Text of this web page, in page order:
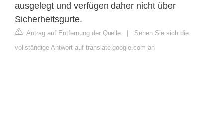
ausgelegt und verfügen daher nicht über
Sicherheitsgurte.
Antrag auf Entfernung der Quelle | Sehen Sie sich die
vollständige Antwort auf translate.google.com an